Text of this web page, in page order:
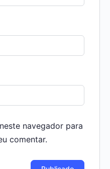
navegador para
comentar.